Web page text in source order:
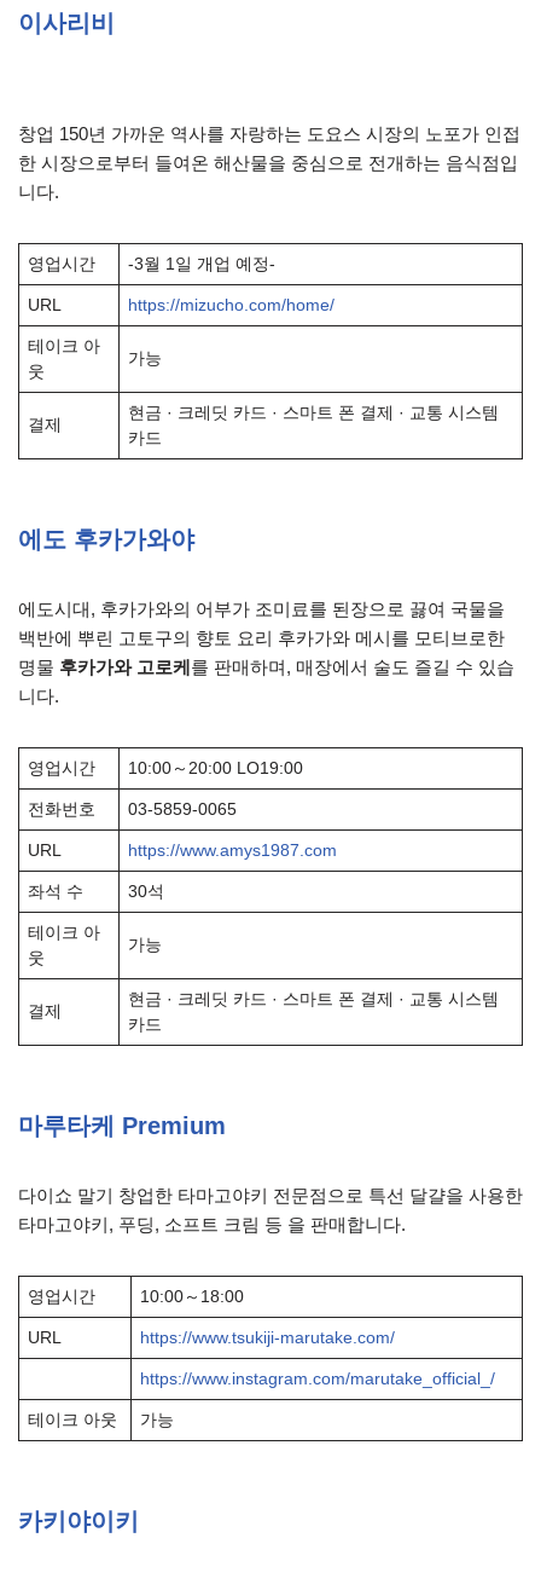
이사리비
창업 150년 가까운 역사를 자랑하는 도요스 시장의 노포가 인접
한 시장으로부터 들여온 해산물을 중심으로 전개하는 음식점입
니다.
영업시간 -3월 1일 개업 예정-
URL https://mizucho.com/home/
테이크 아
웃
가능
결제
현금 · 크레딧 카드 · 스마트 폰 결제 · 교통 시스템
카드
에도 후카가와야
에도시대, 후카가와의 어부가 조미료를 된장으로 끓여 국물을
백반에 뿌린 고토구의 향토 요리 후카가와 메시를 모티브로한
명물 후카가와 고로케를 판매하며, 매장에서 술도 즐길 수 있습
니다.
영업시간 10:00～20:00 LO19:00
전화번호 03-5859-0065
URL https://www.amys1987.com
좌석 수 30석
테이크 아
웃
가능
결제
현금 · 크레딧 카드 · 스마트 폰 결제 · 교통 시스템
카드
마루타케 Premium
다이쇼 말기 창업한 타마고야키 전문점으로 특선 달걀을 사용한
타마고야키, 푸딩, 소프트 크림 등 을 판매합니다.
영업시간 10:00～18:00
URL https://www.tsukiji-marutake.com/
https://www.instagram.com/marutake_official_/
테이크 아웃 가능
카키야이키